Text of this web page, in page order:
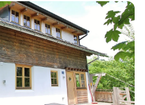
Küche mit Esstisch, 2
ein Lagerraum und